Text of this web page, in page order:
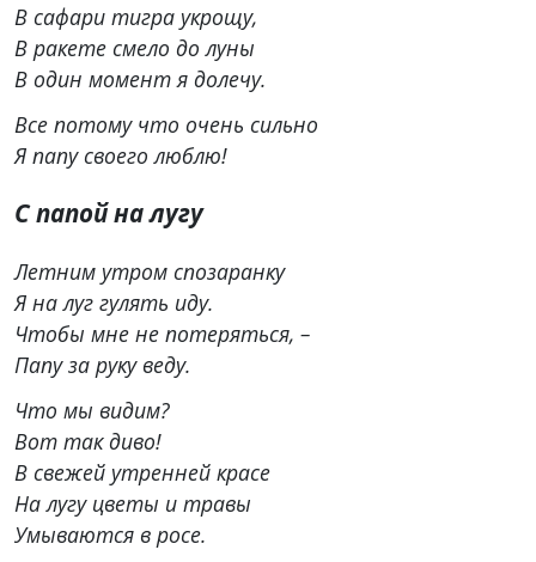
В сафари тигра укрощу,
В ракете смело до луны
В один момент я долечу.
Все потому что очень сильно
Я папу своего люблю!
С папой на лугу
Летним утром спозаранку
Я на луг гулять иду.
Чтобы мне не потеряться, –
Папу за руку веду.
Что мы видим?
Вот так диво!
В свежей утренней красе
На лугу цветы и травы
Умываются в росе.